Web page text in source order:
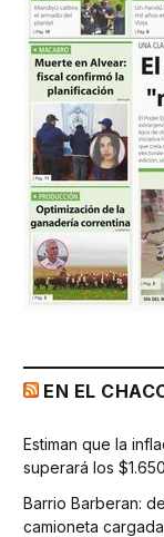
EN EL
Estiman que la
superará los
Barrio Barberan:
camioneta